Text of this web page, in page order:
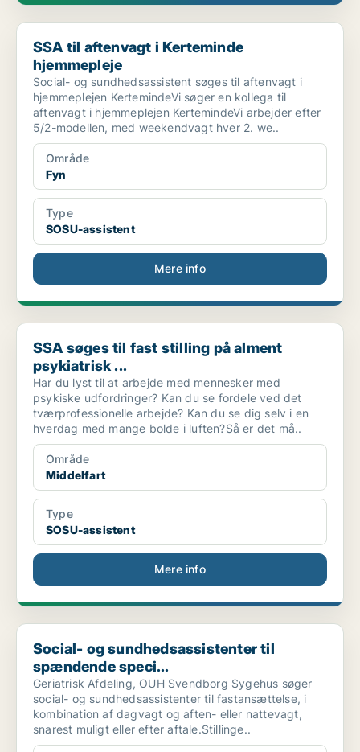
SSA til aftenvagt i Kerteminde hjemmepleje
SSA til aftenvagt i Kerteminde
hjemmepleje
Social- og sundhedsassistent søges til aftenvagt i
hjemmeplejen KertemindeVi søger en kollega til
aftenvagt i hjemmeplejen KertemindeVi arbejder efter
5/2-modellen, med weekendvagt hver 2. we..
Område
Fyn
Type
SOSU-assistent
Mere info
SSA søges til fast stilling på alment psykiatrisk ...
SSA søges til fast stilling på alment
psykiatrisk ...
Har du lyst til at arbejde med mennesker med
psykiske udfordringer? Kan du se fordele ved det
tværprofessionelle arbejde? Kan du se dig selv i en
hverdag med mange bolde i luften?Så er det må..
Område
Middelfart
Type
SOSU-assistent
Mere info
Social- og sundhedsassistenter til spændende speci...
Social- og sundhedsassistenter til
spændende speci...
Geriatrisk Afdeling, OUH Svendborg Sygehus søger
social- og sundhedsassistenter til fastansættelse, i
kombination af dagvagt og aften- eller nattevagt,
snarest muligt eller efter aftale.Stillinge..